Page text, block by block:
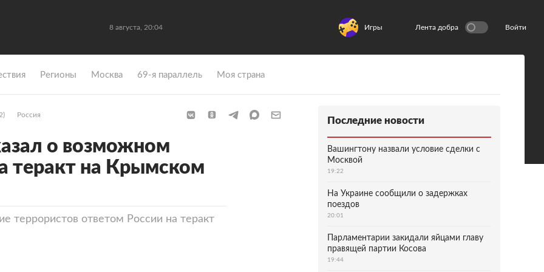
8 августа, 20:04 Игры Лента добра Войти
Регионы Москва 69-я параллель Моя страна
Россия
о возможном
теракт на Крымском
террористов ответом России на теракт
Последние новости
Вашингтону назвали условие сделки с
Москвой
19:22
На Украине сообщили о задержках
поездов
20:01
Парламентарии закидали яйцами главу
правящей партии Косова
19:44